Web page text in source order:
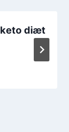
keto diæt